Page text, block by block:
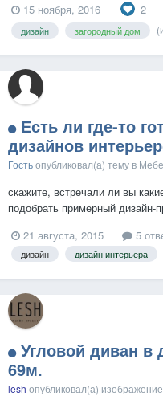
согласились. Мы предложили
дома в дизайне интерьера.
15 ноября, 2016 2
дизайн загородный дом
Есть ли где-то
дизайнов
Гостьопубликовал(а) тему в
скажите, встречали ли вы
подобрать примерный дизайн-
21 августа, 2015 5
дизайн дизайн интерьера
Угловой диван в
69м.
lesh опубликовал(а)